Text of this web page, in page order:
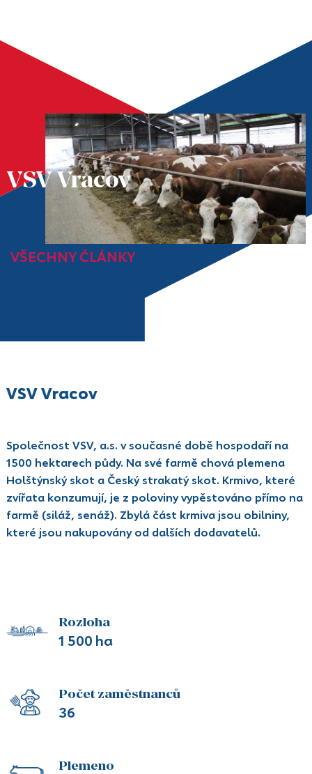
VŠECHNY ČLÁNKY
VSV Vracov
VSV Vracov
Společnost VSV, a.s. v současné době hospodaří na
1500 hektarech půdy. Na své farmě chová plemena
Holštýnský skot a Český strakatý skot. Krmivo, které
zvířata konzumují, je z poloviny vypěstováno přímo na
farmě (siláž, senáž). Zbylá část krmiva jsou obilniny,
které jsou nakupovány od dalších dodavatelů.
Rozloha
1 500 ha
Počet zaměstnanců
36
Plemeno